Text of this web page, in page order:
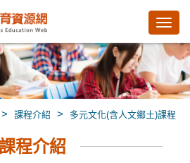
> 課程介紹 > 多元文化(含人文鄉土)課程
課程介紹